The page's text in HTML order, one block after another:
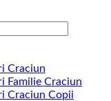
Craciun
Familie Craciun
Craciun Copii